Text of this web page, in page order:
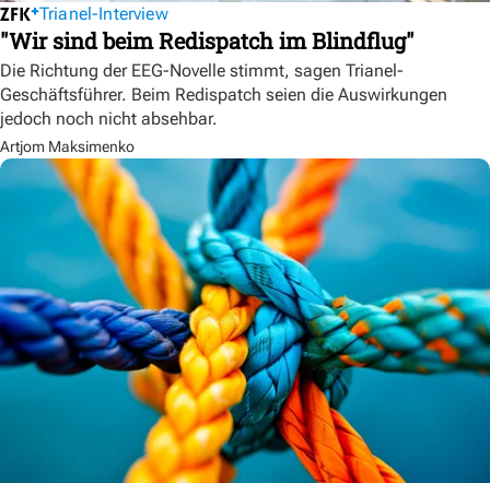
Trianel-Interview
"Wir sind beim Redispatch im Blindflug"
Die Richtung der EEG-Novelle stimmt, sagen Trianel-
Geschäftsführer. Beim Redispatch seien die Auswirkungen
jedoch noch nicht absehbar.
Artjom Maksimenko